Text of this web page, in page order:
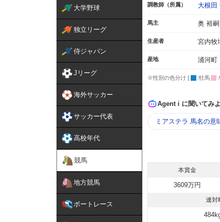
大学野球
独立リーグ
侍ジャパン
Jリーグ
海外サッカー
サッカー代表
高校年代
競馬
地方競馬
ボートレース
調教師（所属） 大根田
馬主 奥 裕嗣
生産者 宮内牧
産地 浦河町
※性別の色分け [ :牡馬
Agent i に聞いてみ
ミアステラ 馬名の意
本賞金
3609万円
連対